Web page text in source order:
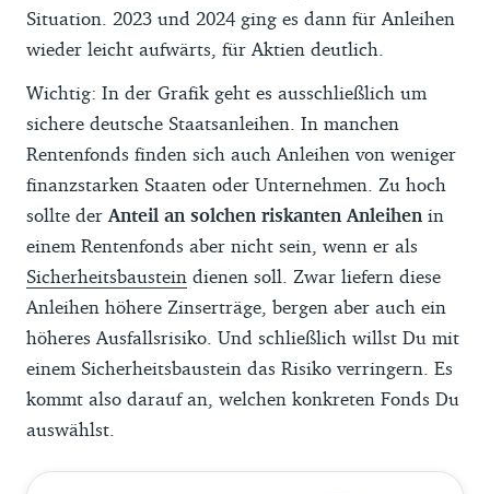
Situation. 2023 und 2024 ging es dann für Anleihen
wieder leicht aufwärts, für Aktien deutlich.
Wichtig: In der Grafik geht es ausschließlich um
sichere deutsche Staatsanleihen. In manchen
Rentenfonds finden sich auch Anleihen von weniger
finanzstarken Staaten oder Unternehmen. Zu hoch
sollte der Anteil an solchen riskanten Anleihen in
einem Rentenfonds aber nicht sein, wenn er als
Sicherheitsbaustein dienen soll. Zwar liefern diese
Anleihen höhere Zinserträge, bergen aber auch ein
höheres Ausfallsrisiko. Und schließlich willst Du mit
einem Sicherheitsbaustein das Risiko verringern. Es
kommt also darauf an, welchen konkreten Fonds Du
auswählst.